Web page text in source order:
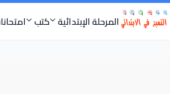
المرحلة الإبتدائية كتب